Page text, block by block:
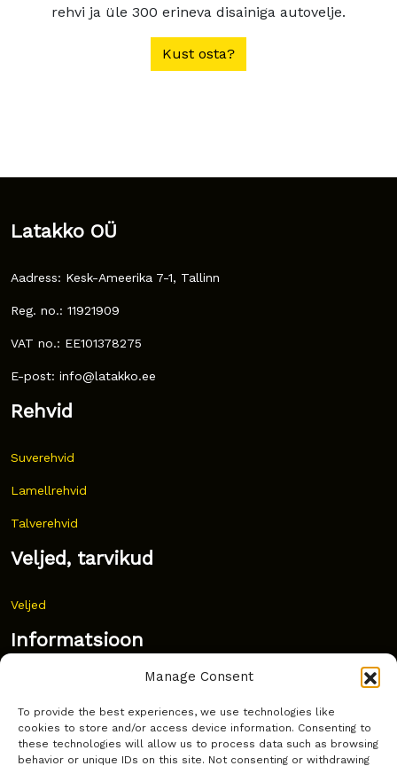
Manage Consent
To provide the best experiences, we use technologies like
cookies to store and/or access device information. Consenting to
these technologies will allow us to process data such as browsing
behavior or unique IDs on this site. Not consenting or withdrawing
rehvi ja üle 300 erineva disainiga autovelje.
Kust osta?
Latakko OÜ
Aadress: Kesk-Ameerika 7-1, Tallinn
Reg. no.: 11921909
VAT no.: EE101378275
E-post: info@latakko.ee
Rehvid
Suverehvid
Lamellrehvid
Talverehvid
Veljed, tarvikud
Veljed
Informatsioon
Korduma kippuvad küsimused
Kust osta?